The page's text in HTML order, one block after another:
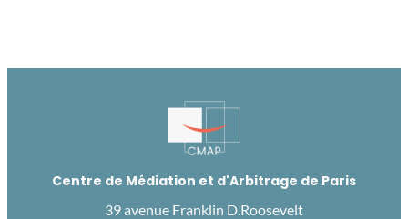
Centre de Médiation et d'Arbitrage de Paris
39 avenue Franklin D.Roosevelt